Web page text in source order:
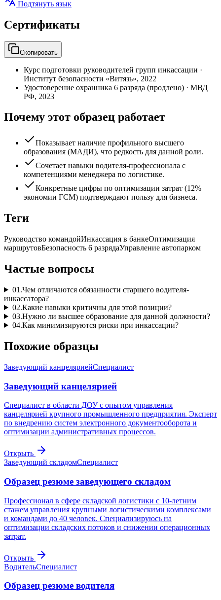
Подтянуть язык
Сертификаты
Скопировать
Курс подготовки руководителей групп инкассации ·
Институт безопасности «Витязь», 2022
Удостоверение охранника 6 разряда (продлено) · МВД
РФ, 2023
Почему этот образец работает
Показывает наличие профильного высшего
образования (МАДИ), что редкость для данной роли.
Сочетает навыки водителя-профессионала с
компетенциями менеджера по логистике.
Конкретные цифры по оптимизации затрат (12%
экономии ГСМ) подтверждают пользу для бизнеса.
Теги
Руководство командойИнкассация в банкеОптимизация
маршрутовБезопасность 6 разрядаУправление автопарком
Частые вопросы
01 .Чем отличаются обязанности старшего водителя-
инкассатора?
02.Какие навыки критичны для этой позиции?
03.Нужно ли высшее образование для данной должности?
04.Как минимизируются риски при инкассации?
Похожие образцы
Заведующий канцеляриейСпециалист
Заведующий канцелярией
Специалист в области ДОУ с опытом управления
канцелярией крупного промышленного предприятия. Эксперт
по внедрению систем электронного документооборота и
оптимизации административных процессов.
Открыть
Заведующий складомСпециалист
Образец резюме заведующего складом
Профессионал в сфере складской логистики с 10-летним
стажем управления крупными логистическими комплексами
и командами до 40 человек. Специализируюсь на
оптимизации складских потоков и снижении операционных
затрат.
Открыть
ВодительСпециалист
Образец резюме водителя